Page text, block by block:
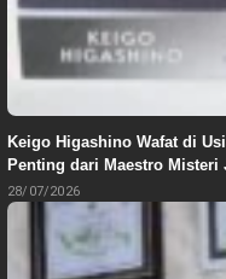
Keigo Higashino Wafat di
Penting dari Maestro Misteri
28/07/2026